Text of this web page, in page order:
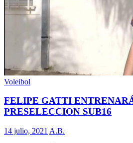
Voleibol
FELIPE GATTI
PRESELECCION SUB16
14 julio, 2021 A.B.